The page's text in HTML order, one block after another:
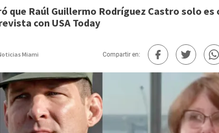
que Raúl Guillermo Rodríguez Castro solo
con USA Today
Miami Compartir en: